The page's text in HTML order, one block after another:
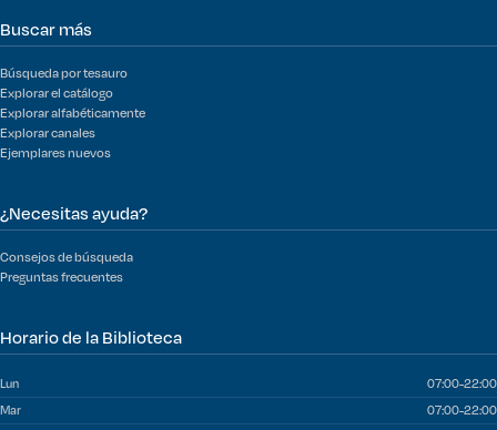
Buscar más
Búsqueda por tesauro
Explorar el catálogo
Explorar alfabéticamente
Explorar canales
Ejemplares nuevos
¿Necesitas ayuda?
Consejos de búsqueda
Preguntas frecuentes
Horario de la Biblioteca
Lun
07:00-22:00
Mar
07:00-22:00